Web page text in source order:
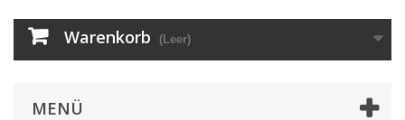
Warenkorb (Leer)
MENÜ